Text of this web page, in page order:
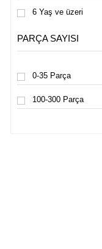
6 Yaş ve üzeri
7 Yaş ve üzeri
9 Yaş ve üzeri
10 Yaş ve üzeri
PARÇA SAYISI
0-35 Parça
100-300 Parça